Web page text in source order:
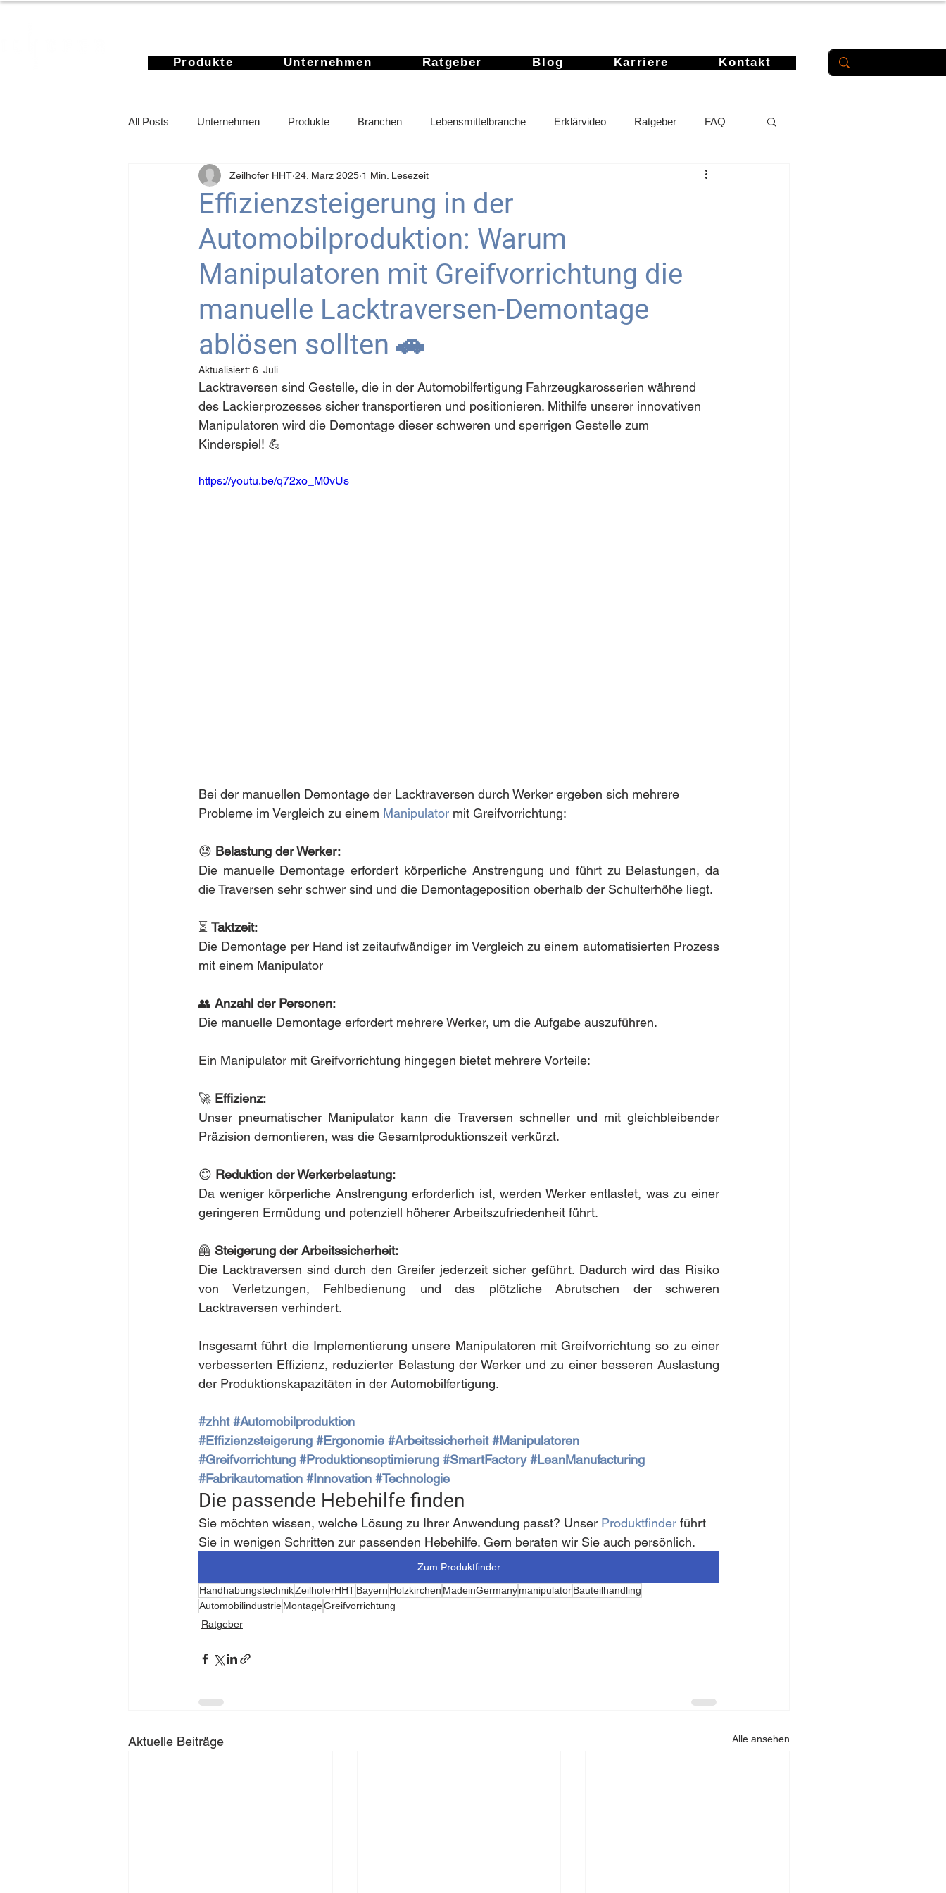
Produkte Unternehmen Ratgeber Blog Karriere Kontakt
All Posts Unternehmen Produkte Branchen Lebensmittelbranche Erklärvideo Ratgeber FAQ
Rechenbeispiel
Effizienzsteigerung in der
Automobilproduktion: Warum
Manipulatoren mit Greifvorrichtung die
manuelle Lacktraversen-Demontage
ablösen sollten 🚗
Zeilhofer HHT 24. März 2025 1 Min. Lesezeit
Aktualisiert: 6. Juli
Lacktraversen sind Gestelle, die in der Automobilfertigung Fahrzeugkarosserien während
des Lackierprozesses sicher transportieren und positionieren. Mithilfe unserer innovativen
Manipulatoren wird die Demontage dieser schweren und sperrigen Gestelle zum
Kinderspiel! 💪
https://youtu.be/q72xo_M0vUs
Bei der manuellen Demontage der Lacktraversen durch Werker ergeben sich mehrere
Probleme im Vergleich zu einem Manipulator mit Greifvorrichtung:
😓 Belastung der Werker:
Die manuelle Demontage erfordert körperliche Anstrengung und führt zu Belastungen, da
die Traversen sehr schwer sind und die Demontageposition oberhalb der Schulterhöhe liegt.
⏳ Taktzeit:
Die Demontage per Hand ist zeitaufwändiger im Vergleich zu einem automatisierten Prozess
mit einem Manipulator
👥 Anzahl der Personen:
Die manuelle Demontage erfordert mehrere Werker, um die Aufgabe auszuführen.
Ein Manipulator mit Greifvorrichtung hingegen bietet mehrere Vorteile:
🚀 Effizienz:
Unser pneumatischer Manipulator kann die Traversen schneller und mit gleichbleibender
Präzision demontieren, was die Gesamtproduktionszeit verkürzt.
😊 Reduktion der Werkerbelastung:
Da weniger körperliche Anstrengung erforderlich ist, werden Werker entlastet, was zu einer
geringeren Ermüdung und potenziell höherer Arbeitszufriedenheit führt.
🦺 Steigerung der Arbeitssicherheit:
Die Lacktraversen sind durch den Greifer jederzeit sicher geführt. Dadurch wird das Risiko
von Verletzungen, Fehlbedienung und das plötzliche Abrutschen der schweren
Lacktraversen verhindert.
Insgesamt führt die Implementierung unsere Manipulatoren mit Greifvorrichtung so zu einer
verbesserten Effizienz, reduzierter Belastung der Werker und zu einer besseren Auslastung
der Produktionskapazitäten in der Automobilfertigung.
#zhht #Automobilproduktion
#Effizienzsteigerung #Ergonomie #Arbeitssicherheit #Manipulatoren
#Greifvorrichtung #Produktionsoptimierung #SmartFactory #LeanManufacturing
#Fabrikautomation #Innovation #Technologie
Die passende Hebehilfe finden
Sie möchten wissen, welche Lösung zu Ihrer Anwendung passt? Unser Produktfinder führt
Sie in wenigen Schritten zur passenden Hebehilfe. Gern beraten wir Sie auch persönlich.
Zum Produktfinder
HandhabungstechnikZeilhoferHHTBayern Holzkirchen MadeinGermanymanipulatorBauteilhandling
AutomobilindustrieMontageGreifvorrichtung
Ratgeber
Aktuelle Beiträge Alle ansehen